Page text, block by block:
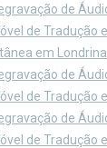
de
de Tradução
em Londrina
de
de Tradução
de
de Tradução